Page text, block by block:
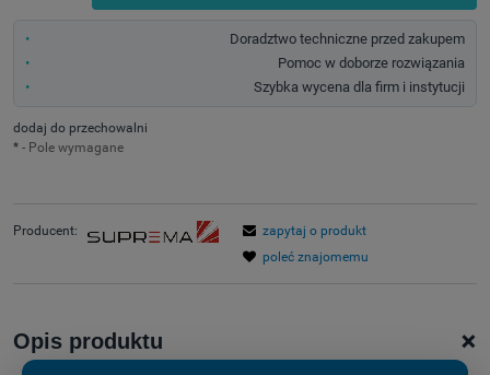
Doradztwo techniczne przed zakupem
Pomoc w doborze rozwiązania
Szybka wycena dla firm i instytucji
dodaj do przechowalni
* - Pole wymagane
Producent:
zapytaj o produkt
poleć znajomemu
Opis produktu +